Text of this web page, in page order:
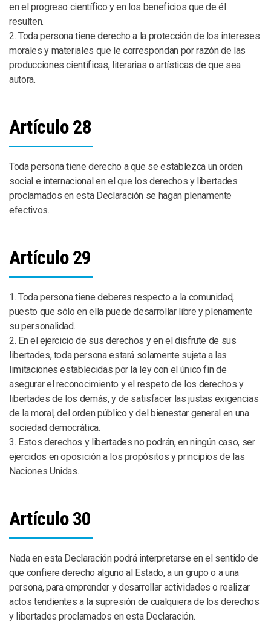
en el progreso científico y en los beneficios que de él
resulten.
2. Toda persona tiene derecho a la protección de los intereses
morales y materiales que le correspondan por razón de las
producciones científicas, literarias o artísticas de que sea
autora.
Artículo 28
Toda persona tiene derecho a que se establezca un orden
social e internacional en el que los derechos y libertades
proclamados en esta Declaración se hagan plenamente
efectivos.
Artículo 29
1. Toda persona tiene deberes respecto a la comunidad,
puesto que sólo en ella puede desarrollar libre y plenamente
su personalidad.
2. En el ejercicio de sus derechos y en el disfrute de sus
libertades, toda persona estará solamente sujeta a las
limitaciones establecidas por la ley con el único fin de
asegurar el reconocimiento y el respeto de los derechos y
libertades de los demás, y de satisfacer las justas exigencias
de la moral, del orden público y del bienestar general en una
sociedad democrática.
3. Estos derechos y libertades no podrán, en ningún caso, ser
ejercidos en oposición a los propósitos y principios de las
Naciones Unidas.
Artículo 30
Nada en esta Declaración podrá interpretarse en el sentido de
que confiere derecho alguno al Estado, a un grupo o a una
persona, para emprender y desarrollar actividades o realizar
actos tendientes a la supresión de cualquiera de los derechos
y libertades proclamados en esta Declaración.